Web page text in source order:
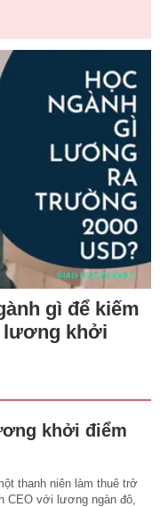
gì để kiếm
lương khởi
khởi điểm
thanh niên làm thuê trở
CEO với lương ngàn đô,